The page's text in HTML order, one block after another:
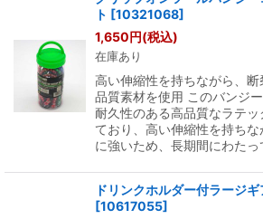
ト [10321068]
1,650円(税込)
在庫あり
高い伸縮性を持ちながら、
品質素材を使用 このバンジー
耐久性のある高品質なラテ
ており、高い伸縮性を持ち
に強いため、長期間にわた
ドリンクホルダー付ラージ
[10617055]